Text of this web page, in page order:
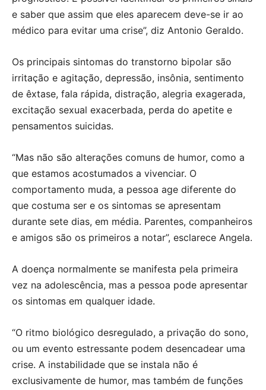
e saber que assim que eles aparecem deve-se ir ao
médico para evitar uma crise”, diz Antonio Geraldo.
Os principais sintomas do transtorno bipolar são
irritação e agitação, depressão, insônia, sentimento
de êxtase, fala rápida, distração, alegria exagerada,
excitação sexual exacerbada, perda do apetite e
pensamentos suicidas.
“Mas não são alterações comuns de humor, como a
que estamos acostumados a vivenciar. O
comportamento muda, a pessoa age diferente do
que costuma ser e os sintomas se apresentam
durante sete dias, em média. Parentes, companheiros
e amigos são os primeiros a notar”, esclarece Angela.
A doença normalmente se manifesta pela primeira
vez na adolescência, mas a pessoa pode apresentar
os sintomas em qualquer idade.
“O ritmo biológico desregulado, a privação do sono,
ou um evento estressante podem desencadear uma
crise. A instabilidade que se instala não é
exclusivamente de humor, mas também de funções